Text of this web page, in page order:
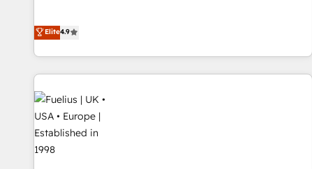
HubSpot or seeking to turn around a poor install, our team
have the change management expertise to deliver the
solutions you need.
leur transformation. Le problème ? 58% des dirigeants
savent que l'IA est vitale pour leur survie. Mais 57% n'ont
aucune stratégie. Et 43% ne maîtrisent même pas leurs
données. C'est le paradoxe français : conscience totale,
action nulle. La solution s'appelle l'Entreprise Augmentée. Ce
n'est pas une entreprise qui utilise l'IA. C'est une
organisation qui a réussi la symbiose entre l'expertise
Elite4.9